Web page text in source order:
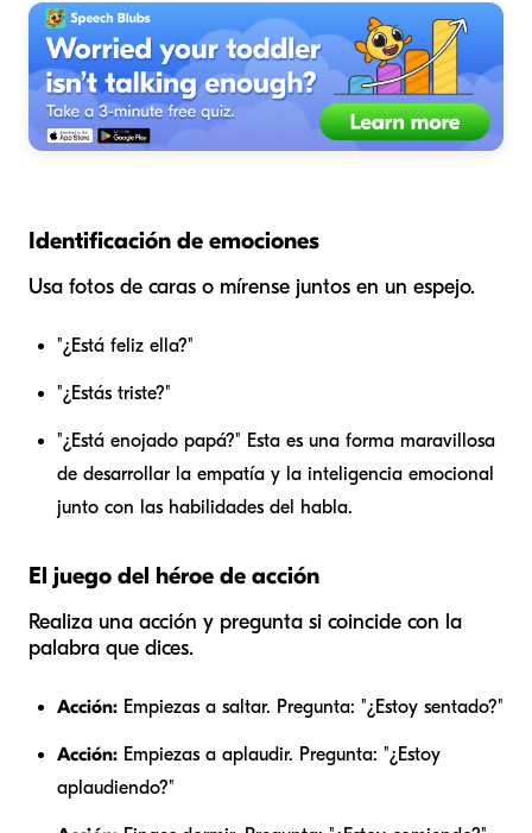
Identificación de emociones
Usa fotos de caras o mírense juntos en un espejo.
"¿Está feliz ella?"
"¿Estás triste?"
"¿Está enojado papá?" Esta es una forma maravillosa
de desarrollar la empatía y la inteligencia emocional
junto con las habilidades del habla.
El juego del héroe de acción
Realiza una acción y pregunta si coincide con la
palabra que dices.
Acción: Empiezas a saltar. Pregunta: "¿Estoy sentado?"
Acción: Empiezas a aplaudir. Pregunta: "¿Estoy
aplaudiendo?"